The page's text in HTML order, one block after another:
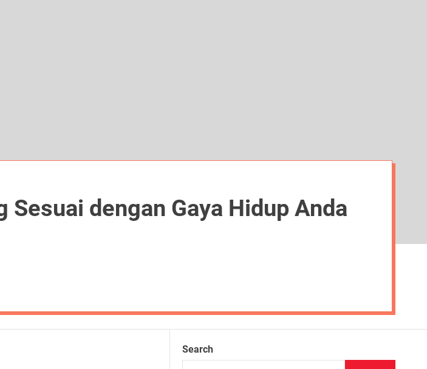
dengan Gaya Hidup Anda
Search